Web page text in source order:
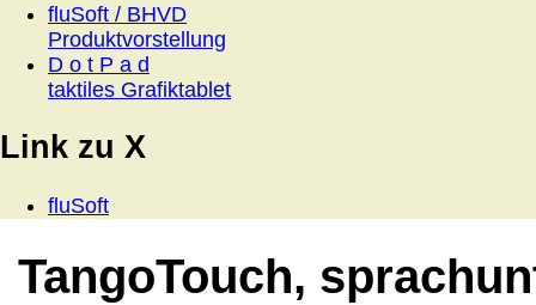
fluSoft / BHVD
Produktvorstellung
D o t P a d
taktiles Grafiktablet
Link zu X
fluSoft
TangoTouch,